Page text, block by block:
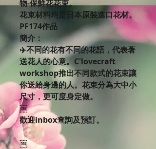
物-保鮮花花束。
花束材料均是日本原裝進口花材。
PF174作品
簡介：
✈️不同的花有不同的花語，代表著
送花人的心意。C'lovecraft
workshop推出不同款式的花束讓
你送給身邊的人。花束分為大中小
尺寸，更可度身定做。
￼
歡迎inbox查詢及預訂。
￼